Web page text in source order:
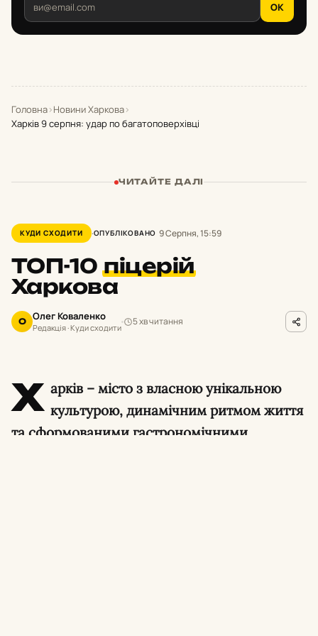
OK
Головна›Новини Харкова›
Харків 9 серпня: удар по багатоповерхівці
ЧИТАЙТЕ ДАЛІ
КУДИ СХОДИТИ ОПУБЛІКОВАНО 9 Серпня, 15:59
ТОП-10піцерій
Харкова
О Олег Коваленко
Редакція · Куди сходити
5 хв читання
Х арків – місто з власною унікальною
культурою, динамічним ритмом життя
та сформованими гастрономічними